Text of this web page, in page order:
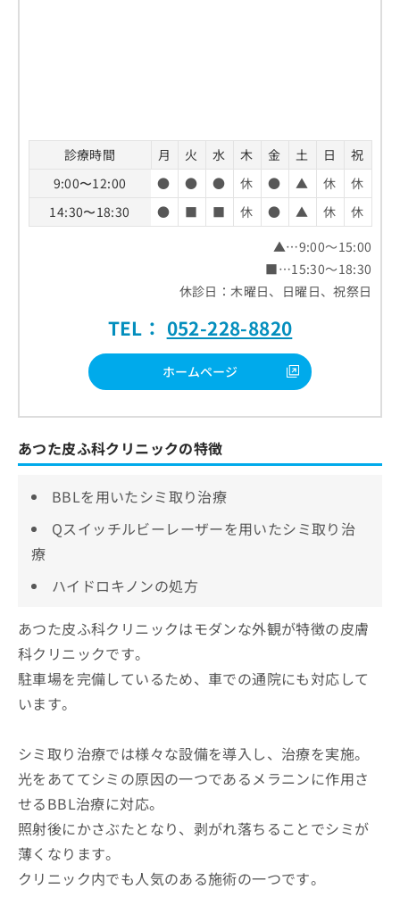
診療時間 月 火 水 木 金 土 日
祝
9:00〜12:00
● ● ● 休 ● ▲ 休
休
14:30〜18:30
● ■ ■ 休 ● ▲ 休
休
▲…9:00～15:00
■…15:30～18:30
休診日：木曜日、日曜日、祝祭日
TEL： 052-228-8820
ホームページ
あつた皮ふ科クリニックの特徴
BBLを用いたシミ取り治療
Qスイッチルビーレーザーを用いたシミ取り治
療
ハイドロキノンの処方
あつた皮ふ科クリニックはモダンな外観が特徴の皮膚
科クリニックです。
駐車場を完備しているため、車での通院にも対応して
います。
シミ取り治療では様々な設備を導入し、治療を実施。
光をあててシミの原因の一つであるメラニンに作用さ
せるBBL治療に対応。
照射後にかさぶたとなり、剥がれ落ちることでシミが
薄くなります。
クリニック内でも人気のある施術の一つです。